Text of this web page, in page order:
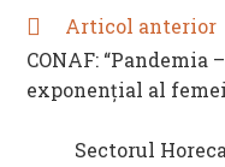
READ
ARTICLES
Articol anterior
CONAF:
exponențial al
Sectorul